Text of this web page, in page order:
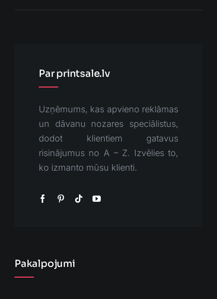
Par printsale.lv
Uzņēmums, kas apvieno reklāmas
un dāvanu nozares speciālistus,
dodot klientiem gatavus
risinājumus no A – Z. Izvēlies to,
ko izmanto mūsu klienti.
Pakalpojumi